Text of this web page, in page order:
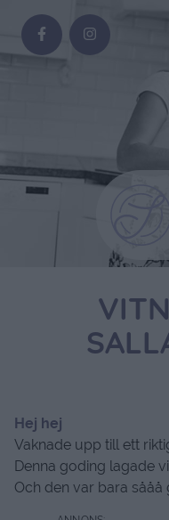
Hej hej
Vaknade upp till ett
Denna goding lagade
Och den var bara sååå